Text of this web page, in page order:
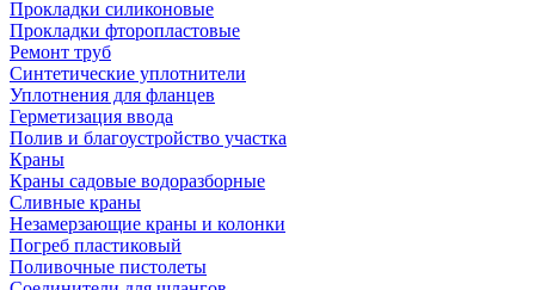
Прокладки силиконовые
Прокладки фторопластовые
Ремонт труб
Синтетические уплотнители
Уплотнения для фланцев
Герметизация ввода
Полив и благоустройство участка
Краны
Краны садовые водоразборные
Сливные краны
Незамерзающие краны и колонки
Погреб пластиковый
Поливочные пистолеты